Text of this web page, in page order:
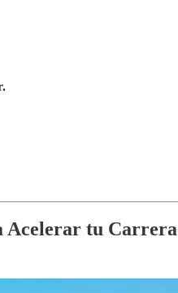
Acelerar tu Carrera